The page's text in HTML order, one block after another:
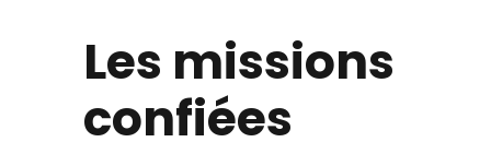
Les missions
confiées